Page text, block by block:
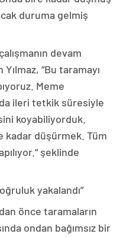
duruma gelmiş
devam
“Bu taramayı
Meme
ileri tetkik süresiyle
koyabiliyorduk.
kadar düşürmek. Tüm
şeklinde
yakalandı”
önce taramaların
ondan bağımsız bir